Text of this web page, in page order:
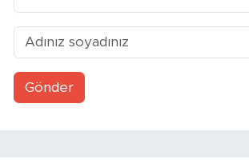
Gönder